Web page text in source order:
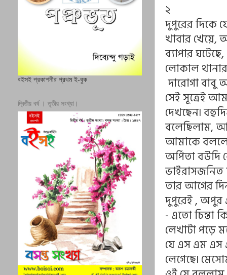
২
দুপুরের দিকে
খাবার
ব্যাপার
লোকাল
দারোগা বাবু
সেই সূত্রেই
দেখছেন৷
বলেছিলাম,
আমাকে
অর্পিতা
তার আগের
দুপুরেই , অপুর
- এতো চিন্তা
লেখাটা পড়ে
যে এস এম
লেগেছে৷
বইসই প্রকাশনীর প্রথম ই-বুক
দ্বিতীয় বর্ষ । তৃতীয় সংখ্যা।